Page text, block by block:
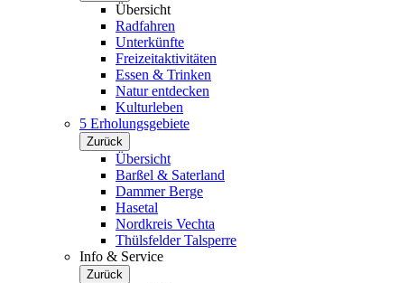
Übersicht
Radfahren
Unterkünfte
Freizeitaktivitäten
Essen & Trinken
Natur entdecken
Kulturleben
5 Erholungsgebiete
Zurück
Übersicht
Barßel & Saterland
Dammer Berge
Hasetal
Nordkreis Vechta
Thülsfelder Talsperre
Info & Service
Zurück